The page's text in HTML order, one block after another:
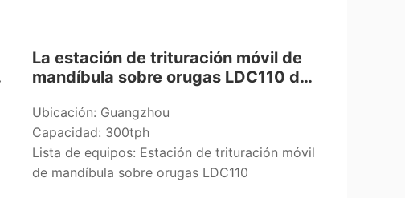
La estación de trituración móvil de
mandíbula sobre orugas LDC110 de
llegó al sitio del proyecto en
Guangzhou y completó con éxito la
entrega.
Ubicación: Guangzhou
Capacidad: 300tph
Lista de equipos: Estación de trituración móvil
de mandíbula sobre orugas LDC110